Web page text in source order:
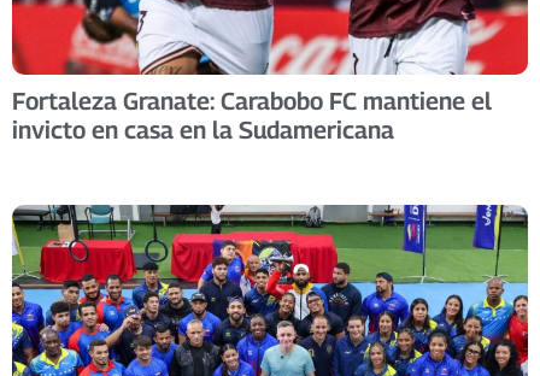
Fortaleza Granate: Carabobo FC mantiene el
invicto en casa en la Sudamericana